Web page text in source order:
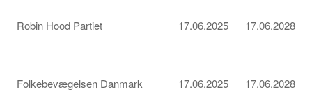
Robin Hood Partiet 17.06.2025 17.06.2028
Folkebevægelsen Danmark 17.06.2025 17.06.2028